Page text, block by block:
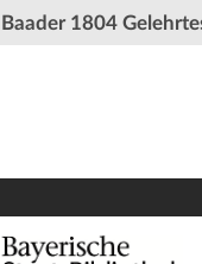
Baader 1804